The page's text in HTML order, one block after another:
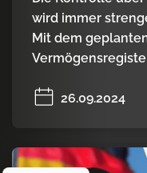
wird immer
Mit dem
26.09.2024